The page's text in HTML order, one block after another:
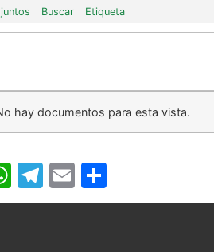
Buscar Etiqueta
hay documentos para esta vista.
WhatsApp
Telegram
Email